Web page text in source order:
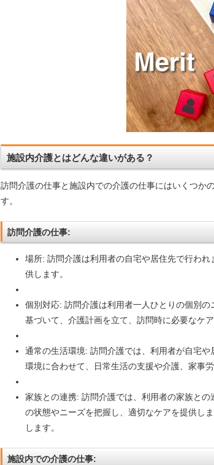
施設内介護とはどんな違いがある？
訪問介護の仕事と施設内での介護の仕事にはいくつか
す。
訪問介護の仕事:
場所: 訪問介護は利用者の自宅や居住先で行わ
供します。
個別対応: 訪問介護は利用者一人ひとりの個別
基づいて、介護計画を立て、訪問時に必要なケ
通常の生活環境: 訪問介護では、利用者が自宅
環境に合わせて、日常生活の支援や介護、家事
家族との連携: 訪問介護では、利用者の家族と
の状態やニーズを把握し、適切なケアを提供し
します。
施設内での介護の仕事: